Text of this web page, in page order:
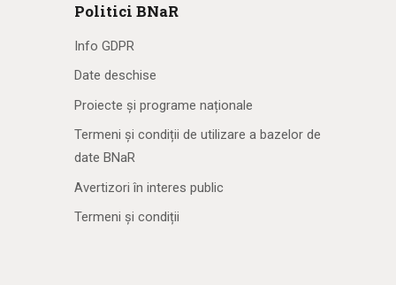
Politici BNaR
Info GDPR
Date deschise
Proiecte și programe naționale
Termeni și condiții de utilizare a bazelor de
date BNaR
Avertizori în interes public
Termeni și condiții